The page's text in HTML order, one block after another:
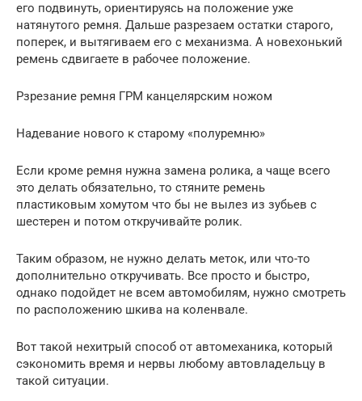
его подвинуть, ориентируясь на положение уже
натянутого ремня. Дальше разрезаем остатки старого,
поперек, и вытягиваем его с механизма. А новехонький
ремень сдвигаете в рабочее положение.
Рзрезание ремня ГРМ канцелярским ножом
Надевание нового к старому «полуремню»
Если кроме ремня нужна замена ролика, а чаще всего
это делать обязательно, то стяните ремень
пластиковым хомутом что бы не вылез из зубьев с
шестерен и потом откручивайте ролик.
Таким образом, не нужно делать меток, или что-то
дополнительно откручивать. Все просто и быстро,
однако подойдет не всем автомобилям, нужно смотреть
по расположению шкива на коленвале.
Вот такой нехитрый способ от автомеханика, который
сэкономить время и нервы любому автовладельцу в
такой ситуации.